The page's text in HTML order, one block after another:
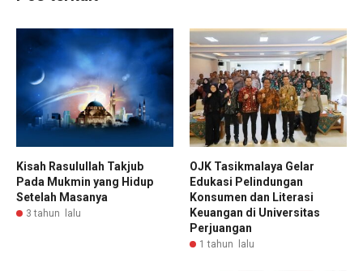
Kisah Rasulullah Takjub
Pada Mukmin yang Hidup
Setelah Masanya
3 tahun lalu
OJK Tasikmalaya Gelar
Edukasi Pelindungan
Konsumen dan Literasi
Keuangan di Universitas
Perjuangan
1 tahun lalu